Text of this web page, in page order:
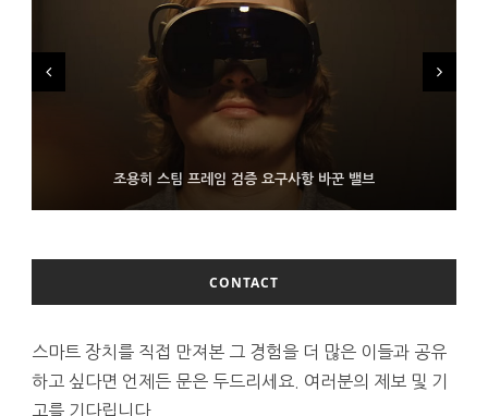
조용히 스팀 프레임 검증 요구사항 바꾼 밸브
9월 4일부터 서비스 접는 안드로이드 장치용 구글 어시스턴트
보인 삼성전자
CONTACT
스마트 장치를 직접 만져본 그 경험을 더 많은 이들과 공유
하고 싶다면 언제든 문은 두드리세요. 여러분의 제보 및 기
고를 기다립니다.